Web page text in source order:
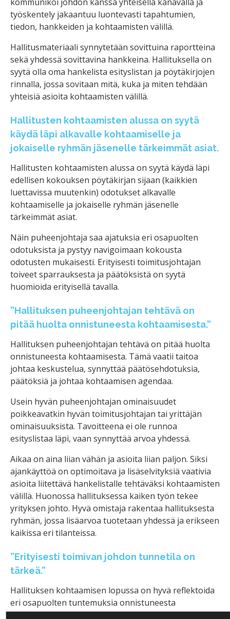
työskentely jakaantuu luontevasti tapahtumien,
tiedon, hankkeiden ja kohtaamisten välillä.
Hallitusmateriaali synnytetään sovittuina raportteina
sekä yhdessä sovittavina hankkeina. Hallituksella on
syytä olla oma hankelista esityslistan ja pöytäkirjojen
rinnalla, jossa sovitaan mitä, kuka ja miten tehdään
yhteisiä asioita kohtaamisten välillä.
Hallitusten kohtaamisten alussa on syytä
käydä läpi alkavalle kohtaamiselle ja
jokaiselle ryhmän jäsenelle tärkeimmät asiat.
Hallitusten kohtaamisten alussa on syytä käydä läpi
edellisen kokouksen pöytäkirjan sijaan (kaikkien
luettavissa muutenkin) odotukset alkavalle
kohtaamiselle ja jokaiselle ryhmän jäsenelle
tärkeimmät asiat.
Näin puheenjohtaja saa ajatuksia eri osapuolten
odotuksista ja pystyy navigoimaan kokousta
odotusten mukaisesti. Erityisesti toimitusjohtajan
toiveet sparrauksesta ja päätöksistä on syytä
huomioida erityisellä tavalla.
”Hallituksen puheenjohtajan tehtävä on
pitää huolta onnistuneesta kohtaamisesta.”
Hallituksen puheenjohtajan tehtävä on pitää huolta
onnistuneesta kohtaamisesta. Tämä vaatii taitoa
johtaa keskustelua, synnyttää päätösehdotuksia,
päätöksiä ja johtaa kohtaamisen agendaa.
Usein hyvän puheenjohtajan ominaisuudet
poikkeavatkin hyvän toimitusjohtajan tai yrittäjän
ominaisuuksista. Tavoitteena ei ole runnoa
esityslistaa läpi, vaan synnyttää arvoa yhdessä.
Aikaa on aina liian vähän ja asioita liian paljon. Siksi
ajankäyttöä on optimoitava ja lisäselvityksiä vaativia
asioita liitettävä hankelistalle tehtäväksi kohtaamisten
välillä. Huonossa hallituksessa kaiken työn tekee
yrityksen johto. Hyvä omistaja rakentaa hallituksesta
ryhmän, jossa lisäarvoa tuotetaan yhdessä ja erikseen
kaikissa eri tilanteissa.
”Erityisesti toimivan johdon tunnetila on
tärkeä.”
Hallituksen kohtaamisen lopussa on hyvä reflektoida
eri osapuolten tuntemuksia onnistuneesta
kohtaamisesta. Oliko tunnelma hyvä, saatiinko asioita